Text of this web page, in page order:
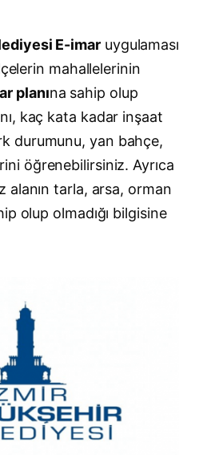
E-imaruygulaması
mahallelerinin
planına sahip olup
kaç kata kadar inşaat
durumunu, yan bahçe,
öğrenebilirsiniz. Ayrıca
alanın tarla, arsa, orman
olup olmadığı bilgisine